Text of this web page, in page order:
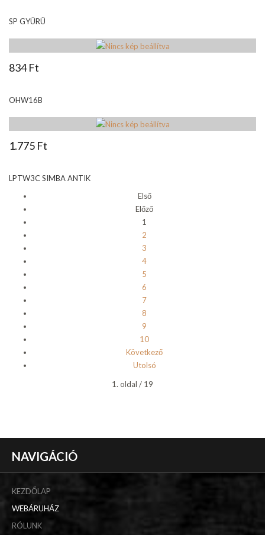
SP GYÜRÜ
834 Ft
OHW16B
1.775 Ft
LPTW3C SIMBA ANTIK
Első
Előző
1
2
3
4
5
6
7
8
9
10
Következő
Utolsó
1. oldal / 19
NAVIGÁCIÓ
KEZDŐLAP
WEBÁRUHÁZ
RÓLUNK